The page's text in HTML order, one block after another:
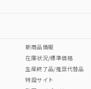
Cr(VI)
新商品情報
在庫状況/標準価格
生産終了品/推奨代替品
特設サイト